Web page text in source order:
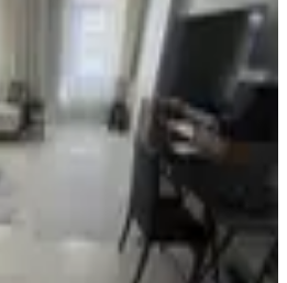
Mahallesi
03.08.2026
Fatma Şimşek